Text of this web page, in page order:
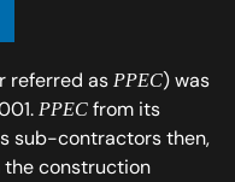
referred as PPEC) was
PPEC from its
sub-contractors then,
the construction